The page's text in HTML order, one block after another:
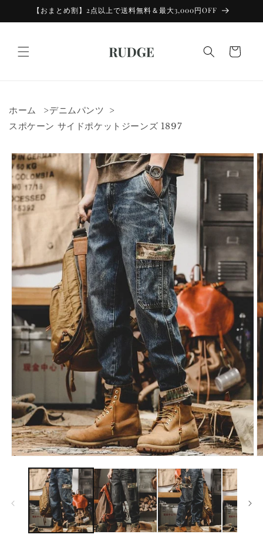
コンテン【おまとめ割】2点以上で送料無料＆最大3,000円OFF
ー
ホーム
デニムパンツ
スポケーン サイドポケットジーンズ 1897
商品情報
にスキッ
プ